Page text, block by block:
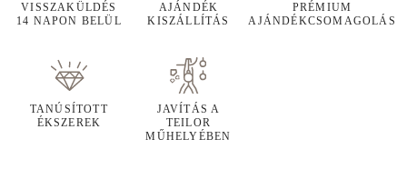
VISSZAKÜLDÉS
14 NAPON BELÜL
AJÁNDÉK
KISZÁLLÍTÁS
PRÉMIUM
AJÁNDÉKCSOMAGOLÁS
TANÚSÍTOTT
ÉKSZEREK
JAVÍTÁS A
TEILOR
MŰHELYÉBEN